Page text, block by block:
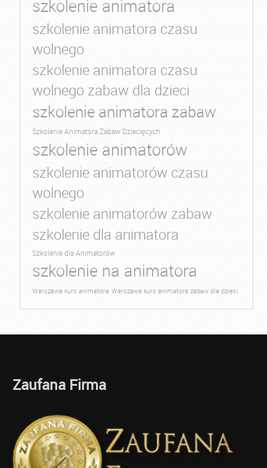
szkolenie animatora
szkolenie animatora czasu
wolnego
szkolenie animatora czasu
wolnego zabaw dla dzieci
szkolenie animatora zabaw
Szkolenie Animatora Zabaw Dziecięcych
szkolenie animatorów
szkolenie animatorów czasu
wolnego
szkolenie animatorów zabaw
szkolenie dla animatora
Szkolenie dla Animatorów
szkolenie na animatora
Warszawa kurs animatora Warszawa kurs animatora zabaw dla dzieci
Zaufana Firma